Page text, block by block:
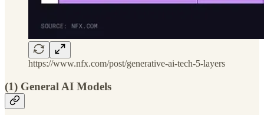
https://www.nfx.com/post/generative-ai-tech-5-layers
(1) General AI Models